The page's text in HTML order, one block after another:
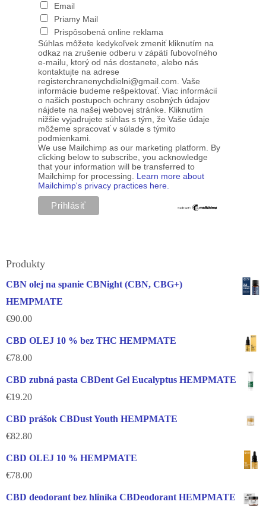
Email
Priamy Mail
Prispôsobená online reklama
Súhlas môžete kedykoľvek zmeniť kliknutím na
odkaz na zrušenie odberu v zápätí ľubovoľného
e-mailu, ktorý od nás dostanete, alebo nás
kontaktujte na adrese
registerchranenychdielni@gmail.com. Vaše
informácie budeme rešpektovať. Viac informácií
o našich postupoch ochrany osobných údajov
nájdete na našej webovej stránke. Kliknutím
nižšie vyjadrujete súhlas s tým, že Vaše údaje
môžeme spracovať v súlade s týmito
podmienkami.
We use Mailchimp as our marketing platform. By
clicking below to subscribe, you acknowledge
that your information will be transferred to
Mailchimp for processing. Learn more about
Mailchimp's privacy practices here.
Produkty
CBN olej na spanie CBNight (CBN, CBG+)
HEMPMATE
€90.00
CBD OLEJ 10 % bez THC HEMPMATE
€78.00
CBD zubná pasta CBDent Gel Eucalyptus HEMPMATE
€19.20
CBD prášok CBDust Youth HEMPMATE
€82.80
CBD OLEJ 10 % HEMPMATE
€78.00
CBD deodorant bez hliníka CBDeodorant HEMPMATE